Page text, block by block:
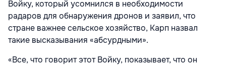
Войку, который усомнился в необходимости
радаров для обнаружения дронов и заявил, что
стране важнее сельское хозяйство, Карп назвал
такие высказывания «абсурдными».
«Все, что говорит этот Войку, показывает, что он